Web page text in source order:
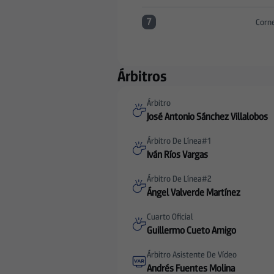
Corners:RC Deportivo 7
7
Árbitros
Árbitro
José Antonio Sánchez Villalobos
Árbitro De Línea#1
Iván Ríos Vargas
Árbitro De Línea#2
Ángel Valverde Martínez
Cuarto Oficial
Guillermo Cueto Amigo
Árbitro Asistente De Vídeo
Andrés Fuentes Molina